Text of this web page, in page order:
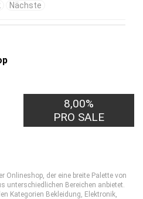
Nächste
8,00%
PRO SALE
der eine breite Palette von
unterschiedlichen Bereichen anbietet.
Kategorien Bekleidung, Elektronik,